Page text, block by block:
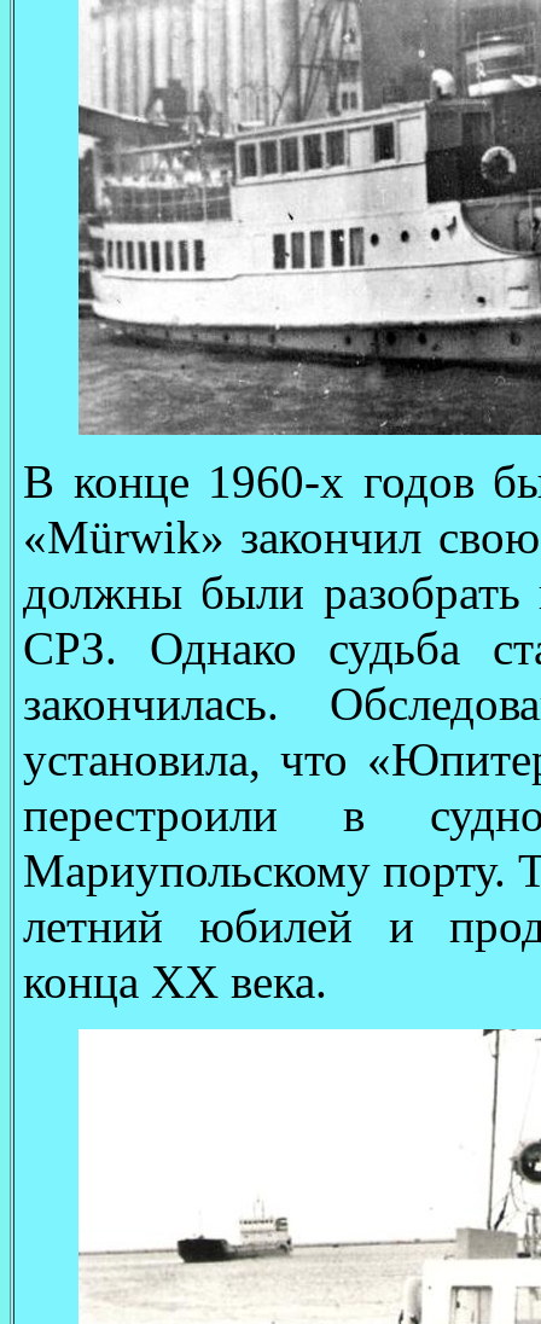
В конце 1960-х годов
«Mürwik» закончил
должны были разобрать
СРЗ. Однако судьба
закончилась.
установила, что
перестроили в
Мариупольскому порту.
летний юбилей и
конца ХХ века.